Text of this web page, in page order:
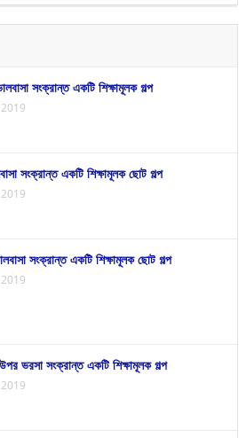
সংক্রান্ত একটি শিক্ষামূলক গল্প
সংক্রান্ত একটি শিক্ষামূলক ছোট গল্প
সংক্রান্ত একটি শিক্ষামূলক ছোট গল্প
ভরসা সংক্রান্ত একটি শিক্ষামূলক গল্প